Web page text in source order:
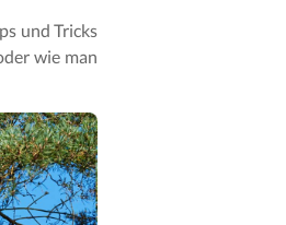
und Tricks
wie man